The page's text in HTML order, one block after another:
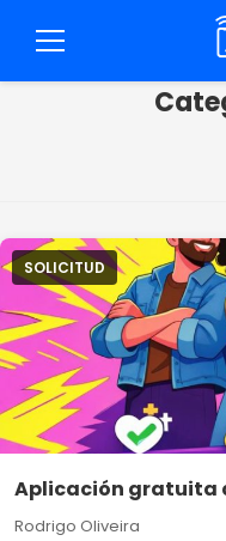
paraMenú
SOLICITUD
Aplicación gratuita
Rodrigo Oliveira